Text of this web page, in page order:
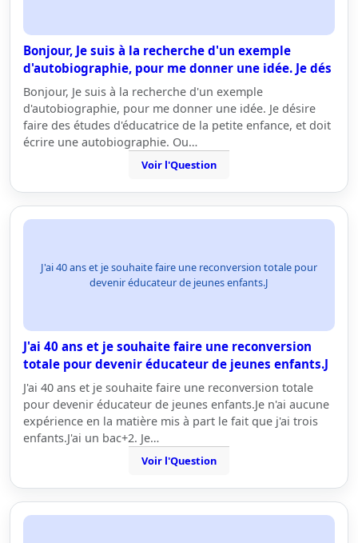
Bonjour, Je suis à la recherche d'un exemple
d'autobiographie, pour me donner une idée. Je dés
Bonjour, Je suis à la recherche d'un exemple
d'autobiographie, pour me donner une idée. Je désire
faire des études d'éducatrice de la petite enfance, et doit
écrire une autobiographie. Ou…
Voir l'Question
J'ai 40 ans et je souhaite faire une reconversion totale pour
devenir éducateur de jeunes enfants.J
J'ai 40 ans et je souhaite faire une reconversion
totale pour devenir éducateur de jeunes enfants.J
J'ai 40 ans et je souhaite faire une reconversion totale
pour devenir éducateur de jeunes enfants.Je n'ai aucune
expérience en la matière mis à part le fait que j'ai trois
enfants.J'ai un bac+2. Je…
Voir l'Question